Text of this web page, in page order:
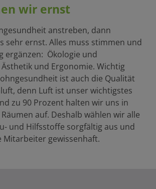
wir ernst
anstreben, dann
sehr ernst. Alles muss stimmen und
ergänzen: Ökologie und
und Ergonomie. Wichtig
ist auch die Qualität
denn Luft ist unser wichtigstes
zu 90 Prozent halten wir uns in
auf. Deshalb wählen wir alle
und Hilfsstoffe sorgfältig aus und
Mitarbeiter gewissenhaft.